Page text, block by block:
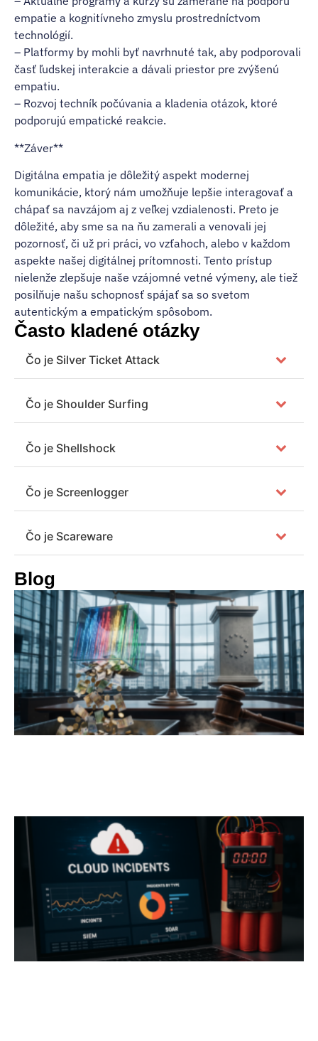
empatie a kognitívneho zmyslu prostredníctvom
technológií.
– Platformy by mohli byť navrhnuté tak, aby podporovali
časť ľudskej interakcie a dávali priestor pre zvýšenú
empatiu.
– Rozvoj techník počúvania a kladenia otázok, ktoré
podporujú empatické reakcie.
**Záver**
Digitálna empatia je dôležitý aspekt modernej
komunikácie, ktorý nám umožňuje lepšie interagovať a
chápať sa navzájom aj z veľkej vzdialenosti. Preto je
dôležité, aby sme sa na ňu zamerali a venovali jej
pozornosť, či už pri práci, vo vzťahoch, alebo v každom
aspekte našej digitálnej prítomnosti. Tento prístup
nielenže zlepšuje naše vzájomné vetné výmeny, ale tiež
posilňuje našu schopnosť spájať sa so svetom
autentickým a empatickým spôsobom.
Často kladené otázky
Čo je Silver Ticket Attack
Čo je Shoulder Surfing
Čo je Shellshock
Čo je Screenlogger
Čo je Scareware
Blog